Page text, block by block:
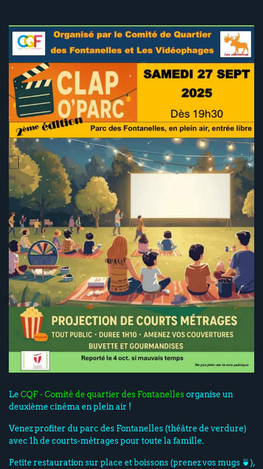
Le CQF - Comité de quartier des Fontanellesorganise un
deuxième cinéma en plein air !
Venez profiter du parc des Fontanelles (théâtre de verdure)
avec 1h de courts-métrages pour toute la famille.
Petite restauration sur place et boissons (prenez vos mugs 🍵),